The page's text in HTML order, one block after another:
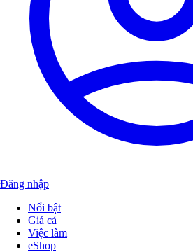
Đăng nhập
Nổi bật
Giá cả
Việc làm
eShop